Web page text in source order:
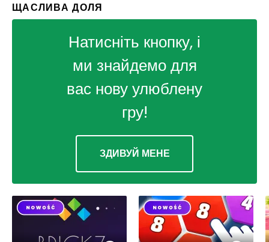
ЩАСЛИВА ДОЛЯ
Натисніть кнопку, і
ми знайдемо для
вас нову улюблену
гру!
ЗДИВУЙ МЕНЕ